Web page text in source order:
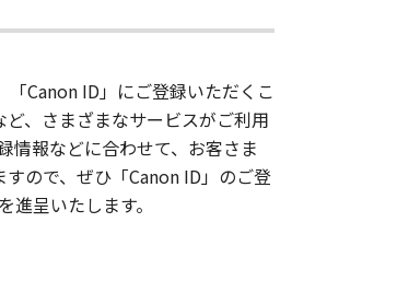
Canon ID」にご登録いただくこ
、さまざまなサービスがご利用
情報などに合わせて、お客さま
ので、ぜひ「Canon ID」のご登
呈いたします。